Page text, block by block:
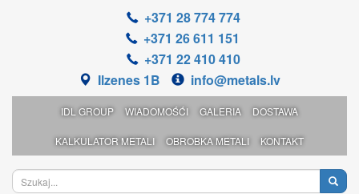
+371 28 774 774
+371 26 611 151
+371 22 410 410
Ilzenes 1B
info@metals.lv
IDL GROUP WIADOMOŚĆI GALERIA DOSTAWA
KALKULATOR METALI OBROBKA METALI KONTAKT